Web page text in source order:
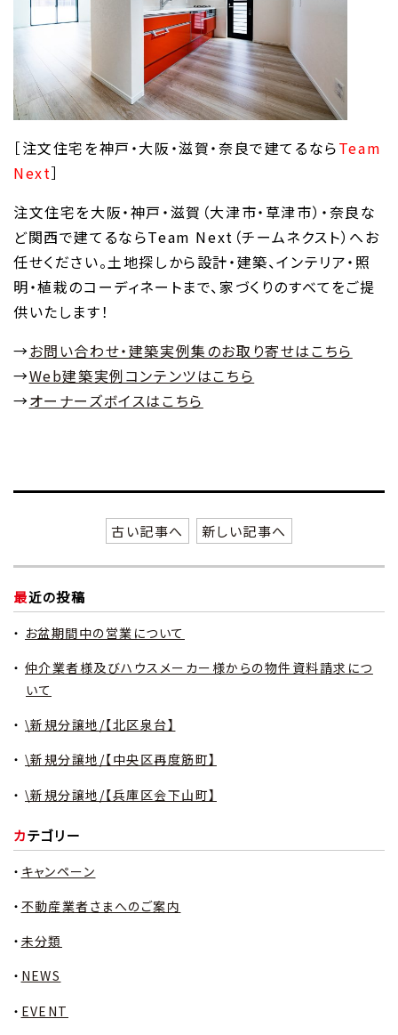
［注文住宅を神戸・大阪・滋賀・奈良で建てるならTeam
Next］
注文住宅を大阪・神戸・滋賀（大津市・草津市）・奈良な
ど関西で建てるならTeam Next（チームネクスト）へお
任せください。土地探しから設計・建築、インテリア・照
明・植栽のコーディネートまで、家づくりのすべてをご提
供いたします！
→お問い合わせ・建築実例集のお取り寄せはこちら
→Web建築実例コンテンツはこちら
→オーナーズボイスはこちら
古い記事へ 新しい記事へ
最近の投稿
お盆期間中の営業について
仲介業者様及びハウスメーカー様からの物件資料請求につ
いて
\新規分譲地/【北区泉台】
\新規分譲地/【中央区再度筋町】
\新規分譲地/【兵庫区会下山町】
カテゴリー
キャンペーン
不動産業者さまへのご案内
未分類
NEWS
EVENT